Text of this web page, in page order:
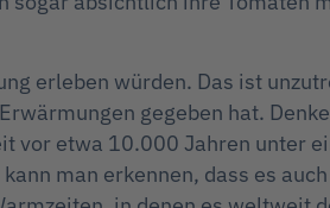
erleben würden. Das ist
gegeben hat.
vor etwa 10.000 Jahren unter
man erkennen, dass es